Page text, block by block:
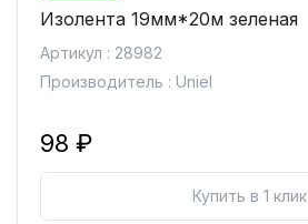
Изолента 19мм*20м зеленая
Артикул : 28982
Производитель : Uniel
98 ₽
Купить в 1 клик